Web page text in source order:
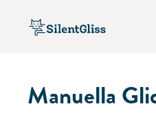
Manuella